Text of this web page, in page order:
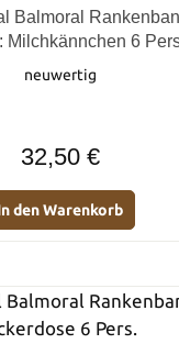
Bewertung
Balmoral
Milchkännchen 6
neuwertig
32,50 €
den Warenkorb